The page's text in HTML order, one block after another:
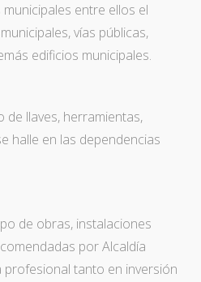
entre ellos el
vías públicas,
edificios municipales.
de llaves, herramientas,
halle en las dependencias
de obras, instalaciones
por Alcaldía
tanto en inversión